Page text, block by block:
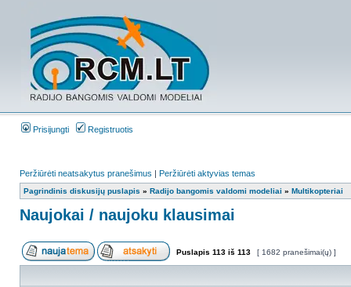
Prisijungti Registruotis
Peržiūrėti neatsakytus pranešimus | Peržiūrėti aktyvias temas
Pagrindinis diskusijų puslapis » Radijo bangomis valdomi modeliai » Multikopteriai
Naujokai / naujoku klausimai
Puslapis 113 iš 113 [ 1682 pranešimai(ų) ]